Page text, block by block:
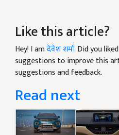
Like this article?
Hey! I amदेवेश शर्मा. Did you
suggestions to improve this
suggestions and feedback.
Read next